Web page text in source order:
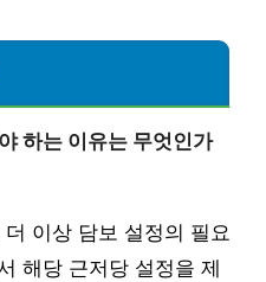
하는 이유는 무엇인가
이상 담보 설정의 필요
해당 근저당 설정을 제